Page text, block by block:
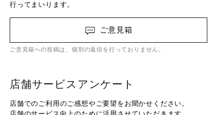
行ってまいります。
ご意見箱
ご意見箱への投稿は、個別の返信を行っておりません。
店舗サービスアンケート
店舗でのご利用のご感想やご要望をお聞かせください。